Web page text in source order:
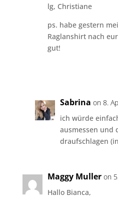
lg, Christiane
ps. habe gestern
Raglanshirt nach
gut!
Sabrina on 8.
ich würde
ausmessen und
draufschlagen
Maggy Muller on
Hallo Bianca,